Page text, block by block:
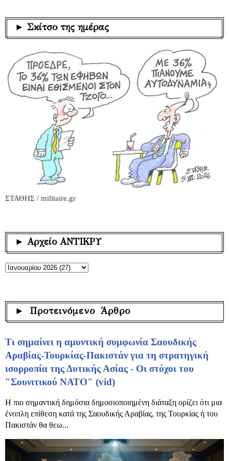
► Σκίτσο της ημέρας
ΣΤΑΘΗΣ / militaire.gr
► Αρχείο ΑΝΤΙΚΡΥ
► Προτεινόμενο Άρθρο
Τι σημαίνει η αμυντική συμφωνία Σαουδικής
Αραβίας-Τουρκίας-Πακιστάν για τη στρατηγική
ισορροπία της Δυτικής Ασίας - Οι στόχοι του
"Σουνιτικού ΝΑΤΟ" (vid)
Η πιο σημαντική δημόσια δημοσιοποιημένη διάταξη ορίζει ότι μια
ένοπλη επίθεση κατά της Σαουδικής Αραβίας, της Τουρκίας ή του
Πακιστάν θα θεω...